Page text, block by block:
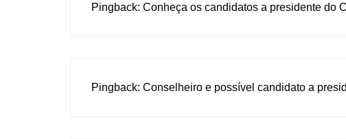
Pingback: Conheça os candidatos a presidente do
Pingback: Conselheiro e possível candidato a